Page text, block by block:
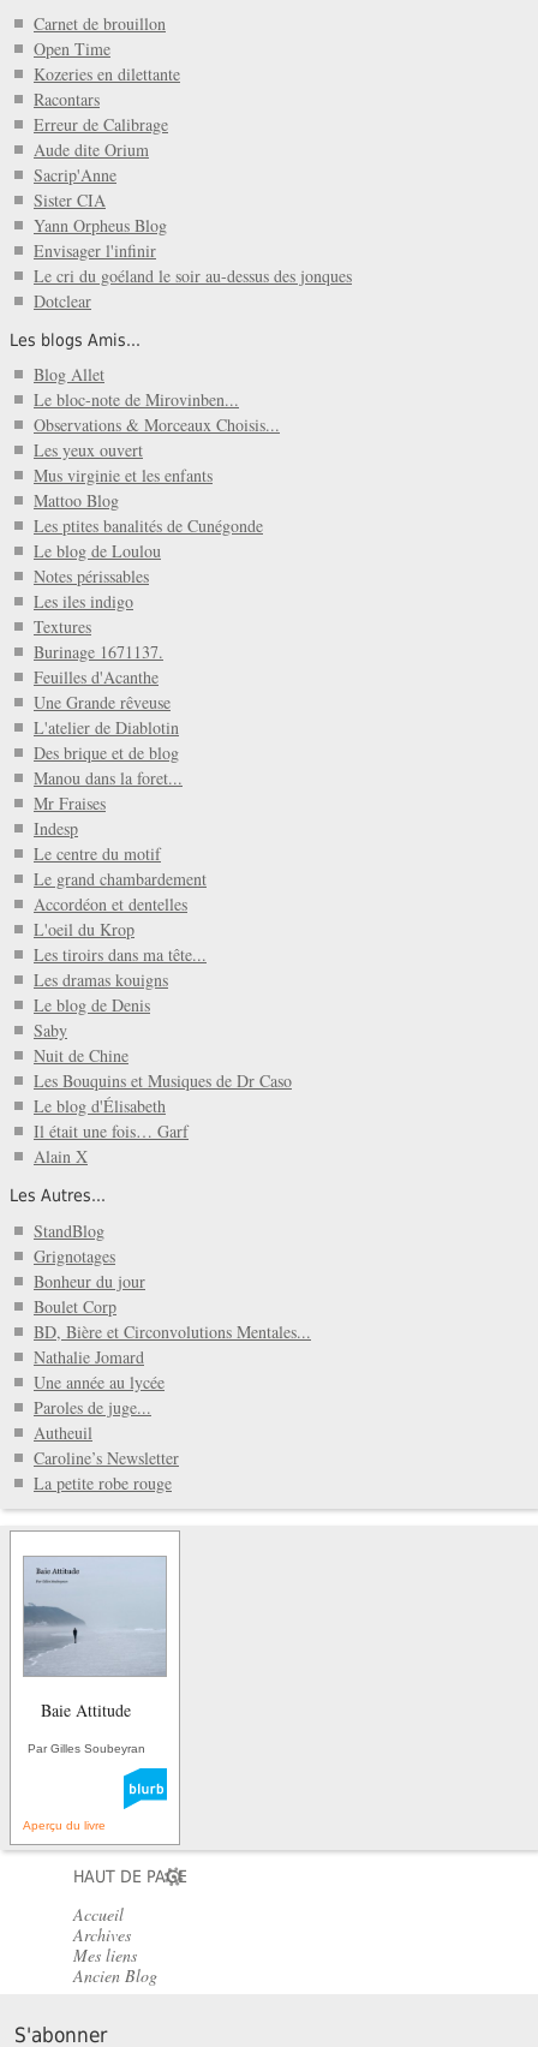
Carnet de brouillon
Open Time
Kozeries en dilettante
Racontars
Erreur de Calibrage
Aude dite Orium
Sacrip'Anne
Sister CIA
Yann Orpheus Blog
Envisager l'infinir
Le cri du goéland le soir au-dessus des jonques
Dotclear
Les blogs Amis...
Blog Allet
Le bloc-note de Mirovinben...
Observations & Morceaux Choisis...
Les yeux ouvert
Mus virginie et les enfants
Mattoo Blog
Les ptites banalités de Cunégonde
Le blog de Loulou
Notes périssables
Les iles indigo
Textures
Burinage 1671137.
Feuilles d'Acanthe
Une Grande rêveuse
L'atelier de Diablotin
Des brique et de blog
Manou dans la foret...
Mr Fraises
Indesp
Le centre du motif
Le grand chambardement
Accordéon et dentelles
L'oeil du Krop
Les tiroirs dans ma tête...
Les dramas kouigns
Le blog de Denis
Saby
Nuit de Chine
Les Bouquins et Musiques de Dr Caso
Le blog d'Élisabeth
Il était une fois… Garf
Alain X
Les Autres...
StandBlog
Grignotages
Bonheur du jour
Boulet Corp
BD, Bière et Circonvolutions Mentales...
Nathalie Jomard
Une année au lycée
Paroles de juge...
Autheuil
Caroline’s Newsletter
La petite robe rouge
Baie Attitude
Par Gilles Soubeyran
Aperçu du livre
HAUT DE PAGE
Accueil
Archives
Mes liens
Ancien Blog
S'abonner